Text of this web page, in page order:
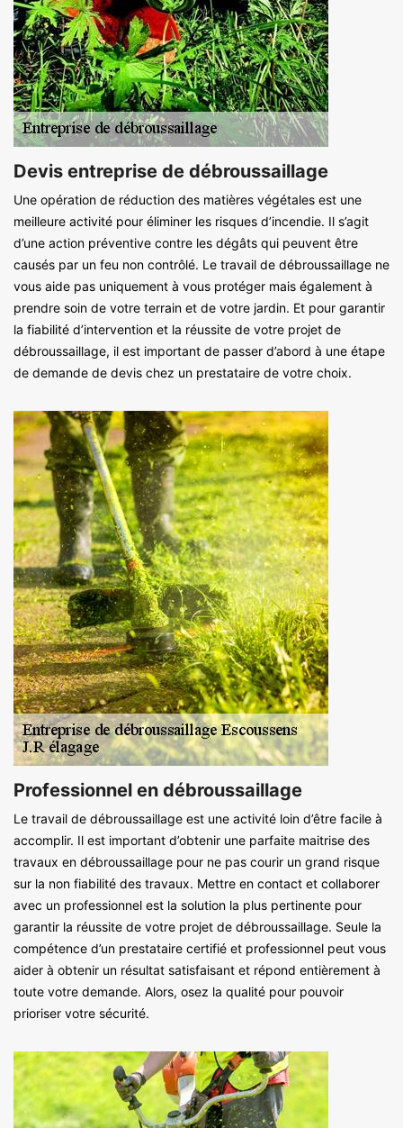
Devis entreprise de débroussaillage
Une opération de réduction des matières végétales est une
meilleure activité pour éliminer les risques d’incendie. Il s’agit
d’une action préventive contre les dégâts qui peuvent être
causés par un feu non contrôlé. Le travail de débroussaillage ne
vous aide pas uniquement à vous protéger mais également à
prendre soin de votre terrain et de votre jardin. Et pour garantir
la fiabilité d’intervention et la réussite de votre projet de
débroussaillage, il est important de passer d’abord à une étape
de demande de devis chez un prestataire de votre choix.
Professionnel en débroussaillage
Le travail de débroussaillage est une activité loin d’être facile à
accomplir. Il est important d’obtenir une parfaite maitrise des
travaux en débroussaillage pour ne pas courir un grand risque
sur la non fiabilité des travaux. Mettre en contact et collaborer
avec un professionnel est la solution la plus pertinente pour
garantir la réussite de votre projet de débroussaillage. Seule la
compétence d’un prestataire certifié et professionnel peut vous
aider à obtenir un résultat satisfaisant et répond entièrement à
toute votre demande. Alors, osez la qualité pour pouvoir
prioriser votre sécurité.